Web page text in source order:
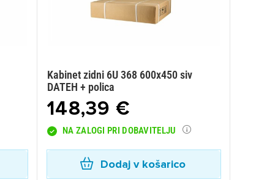
Kabinet zidni 6U 368 600x450 siv
DATEH + polica
148,39 €
NA ZALOGI PRI DOBAVITELJU
Dodaj v košarico